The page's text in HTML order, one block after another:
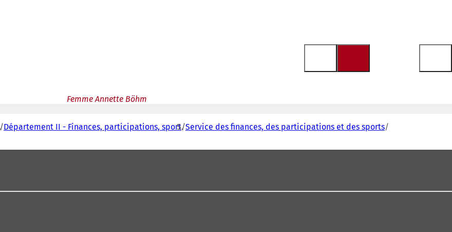
Femme Annette Böhm
Département II - Finances, participations, sport Service des finances, des participations et des sports